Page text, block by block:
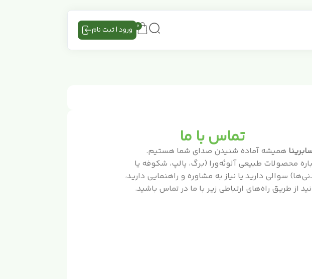
0 ورود | ثبت نام
تماس با ما
همیشه آماده شنیدن صدای شما هستیم.
محصولات طبیعی آلوئه‌ورا (برگ، پالپ، شکوفه یا
سوالی دارید یا نیاز به مشاوره و راهنمایی دارید،
از طریق راه‌های ارتباطی زیر با ما در تماس باشید.